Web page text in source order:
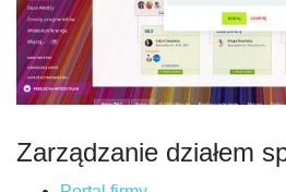
Zarządzanie działem